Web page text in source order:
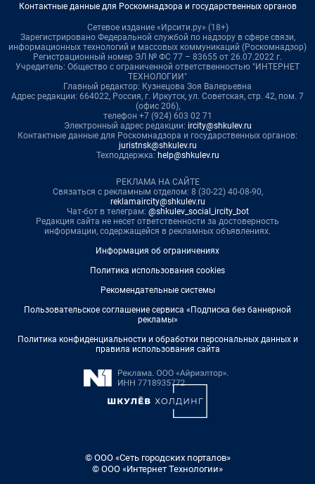
Контактные данные для Роскомнадзора и государственных органов
Сетевое издание «Ирсити.ру» (18+)
Зарегистрировано Федеральной службой по надзору в сфере связи,
информационных технологий и массовых коммуникаций (Роскомнадзор)
Регистрационный номер ЭЛ № ФС 77 – 83655 от 26.07.2022 г.
Учредитель: Общество с ограниченной ответственностью "ИНТЕРНЕТ
ТЕХНОЛОГИИ"
Главный редактор: Кузнецова Зоя Валерьевна
Адрес редакции: 664022, Россия, г. Иркутск, ул. Советская, стр. 42, пом. 7
(офис 206),
телефон +7 (924) 603 02 71
Электронный адрес редакции: ircity@shkulev.ru
Контактные данные для Роскомнадзора и государственных органов:
juristnsk@shkulev.ru
Техподдержка: help@shkulev.ru
РЕКЛАМА НА САЙТЕ
Связаться с рекламным отделом: 8 (30-22) 40-08-90,
reklamaircity@shkulev.ru
Чат-бот в телеграм: @shkulev_social_ircity_bot
Редакция сайта не несет ответственности за достоверность
информации, содержащейся в рекламных объявлениях.
Информация об ограничениях
Политика использования cookies
Рекомендательные системы
Пользовательское соглашение сервиса «Подписка без баннерной
рекламы»
Политика конфиденциальности и обработки персональных данных и
правила использования сайта
© ООО «Сеть городских порталов»
© ООО «Интернет Технологии»